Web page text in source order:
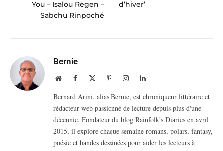
You – Isalou Regen –
Sabchu Rinpoché
d’hiver’
Bernie
WebsiteFacebook PinterestInstagramLinkedIn
Bernard Arini, alias Bernie, est chroniqueur littéraire et
rédacteur web passionné de lecture depuis plus d'une
décennie. Fondateur du blog Rainfolk's Diaries en avril
2015, il explore chaque semaine romans, polars, fantasy,
poésie et bandes dessinées pour aider les lecteurs à